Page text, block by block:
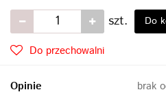
szt. Do
Do przechowalni
Opinie brak